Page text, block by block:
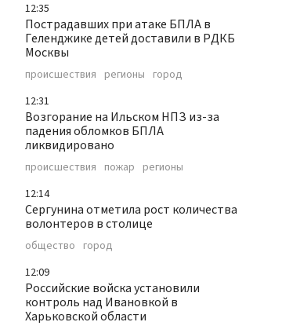
12:35
Пострадавших при атаке БПЛА в
Геленджике детей доставили в РДКБ
Москвы
происшествия регионы город
12:31
Возгорание на Ильском НПЗ из-за
падения обломков БПЛА
ликвидировано
происшествия пожар регионы
12:14
Сергунина отметила рост количества
волонтеров в столице
общество город
12:09
Российские войска установили
контроль над Ивановкой в
Харьковской области